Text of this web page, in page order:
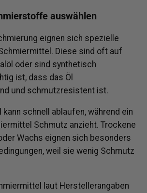
auswählen
eignen sich spezielle
Diese sind oft auf
oder sind synthetisch
ist, dass das Öl
und schmutzresistent ist.
kann schnell ablaufen, während ein
Schmutz anzieht. Trockene
Wachs eignen sich besonders
weil sie wenig Schmutz
laut Herstellerangaben